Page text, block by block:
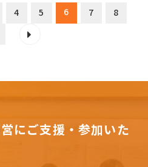
4 5 6 7
8
にご支援・参加いた